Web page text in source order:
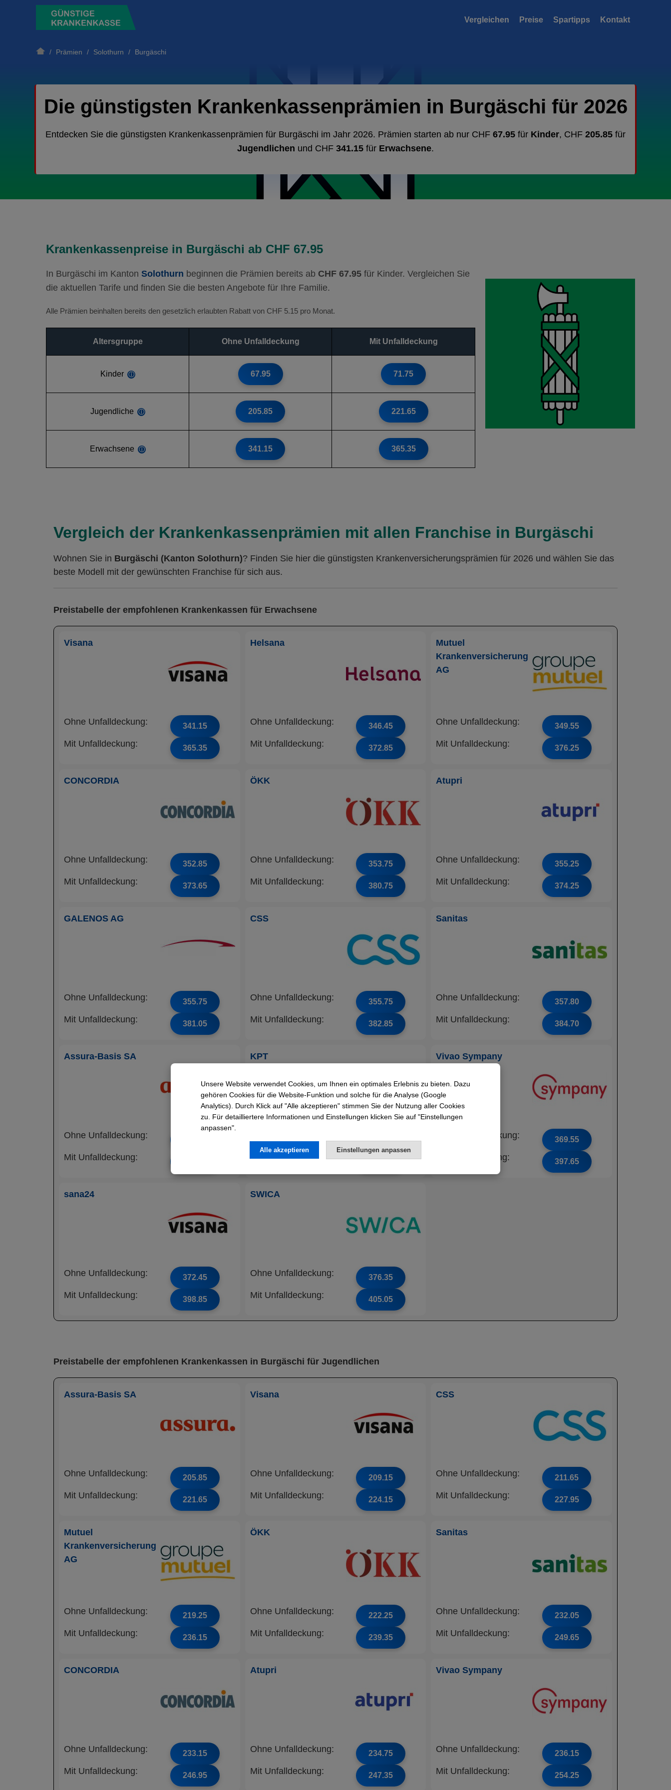
Vergleichen Preise Spartipps Kontakt
/ Prämien / Solothurn / Burgäschi
Die günstigsten Krankenkassenprämien in Burgäschi für 2026
Entdecken Sie die günstigsten Krankenkassenprämien für Burgäschi im Jahr 2026. Prämien starten ab nur CHF 67.95 für Kinder, CHF 205.85 für
Jugendlichen und CHF 341.15 für Erwachsene.
Krankenkassenpreise in Burgäschi ab CHF 67.95
In Burgäschi im Kanton Solothurn beginnen die Prämien bereits ab CHF 67.95 für Kinder. Vergleichen Sie
die aktuellen Tarife und finden Sie die besten Angebote für Ihre Familie.
Alle Prämien beinhalten bereits den gesetzlich erlaubten Rabatt von CHF 5.15 pro Monat.
Altersgruppe Ohne Unfalldeckung Mit Unfalldeckung
Kinder ⓘ 67.95 71.75
Jugendliche ⓘ 205.85 221.65
Erwachsene ⓘ 341.15 365.35
Vergleich der Krankenkassenprämien mit allen Franchise in Burgäschi
Wohnen Sie in Burgäschi (Kanton Solothurn)? Finden Sie hier die günstigsten Krankenversicherungsprämien für 2026 und wählen Sie das
beste Modell mit der gewünschten Franchise für sich aus.
Preistabelle der empfohlenen Krankenkassen für Erwachsene
Visana
Ohne Unfalldeckung: 341.15
Mit Unfalldeckung: 365.35
Helsana
Ohne Unfalldeckung: 346.45
Mit Unfalldeckung: 372.85
Mutuel
Krankenversicherung
AG
Ohne Unfalldeckung: 349.55
Mit Unfalldeckung: 376.25
CONCORDIA
Ohne Unfalldeckung: 352.85
Mit Unfalldeckung: 373.65
ÖKK
Ohne Unfalldeckung: 353.75
Mit Unfalldeckung: 380.75
Atupri
Ohne Unfalldeckung: 355.25
Mit Unfalldeckung: 374.25
GALENOS AG
Ohne Unfalldeckung: 355.75
Mit Unfalldeckung: 381.05
CSS
Ohne Unfalldeckung: 355.75
Mit Unfalldeckung: 382.85
Sanitas
Ohne Unfalldeckung: 357.80
Mit Unfalldeckung: 384.70
Assura-Basis SA
Ohne Unfalldeckung:
Mit Unfalldeckung:
KPT
364.35
Mit Unfalldeckung: 392.15
Vivao Sympany
Ohne Unfalldeckung: 369.55
Mit Unfalldeckung: 397.65
sana24
Ohne Unfalldeckung: 372.45
Mit Unfalldeckung: 398.85
SWICA
Ohne Unfalldeckung: 376.35
Mit Unfalldeckung: 405.05
Preistabelle der empfohlenen Krankenkassen in Burgäschi für Jugendlichen
Assura-Basis SA
Ohne Unfalldeckung: 205.85
Mit Unfalldeckung: 221.65
Visana
Ohne Unfalldeckung: 209.15
Mit Unfalldeckung: 224.15
CSS
Ohne Unfalldeckung: 211.65
Mit Unfalldeckung: 227.95
Mutuel
Krankenversicherung
AG
Ohne Unfalldeckung: 219.25
Mit Unfalldeckung: 236.15
ÖKK
Ohne Unfalldeckung: 222.25
Mit Unfalldeckung: 239.35
Sanitas
Ohne Unfalldeckung: 232.05
Mit Unfalldeckung: 249.65
CONCORDIA
Ohne Unfalldeckung: 233.15
Mit Unfalldeckung: 246.95
Atupri
Ohne Unfalldeckung: 234.75
Mit Unfalldeckung: 247.35
Vivao Sympany
Ohne Unfalldeckung: 236.15
Mit Unfalldeckung: 254.25
Unsere Website verwendet Cookies, um Ihnen ein optimales Erlebnis zu bieten. Dazu
gehören Cookies für die Website-Funktion und solche für die Analyse (Google
Analytics). Durch Klick auf "Alle akzeptieren" stimmen Sie der Nutzung aller Cookies
zu. Für detailliertere Informationen und Einstellungen klicken Sie auf "Einstellungen
anpassen".
Alle akzeptieren Einstellungen anpassen